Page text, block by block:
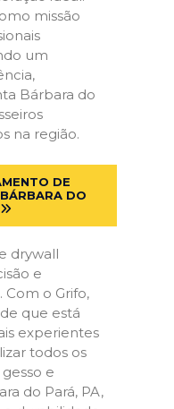
missão
um
Bárbara do
na região.
DE
DO
drywall
e
o Grifo,
que está
experientes
todos os
e
do Pará, PA,